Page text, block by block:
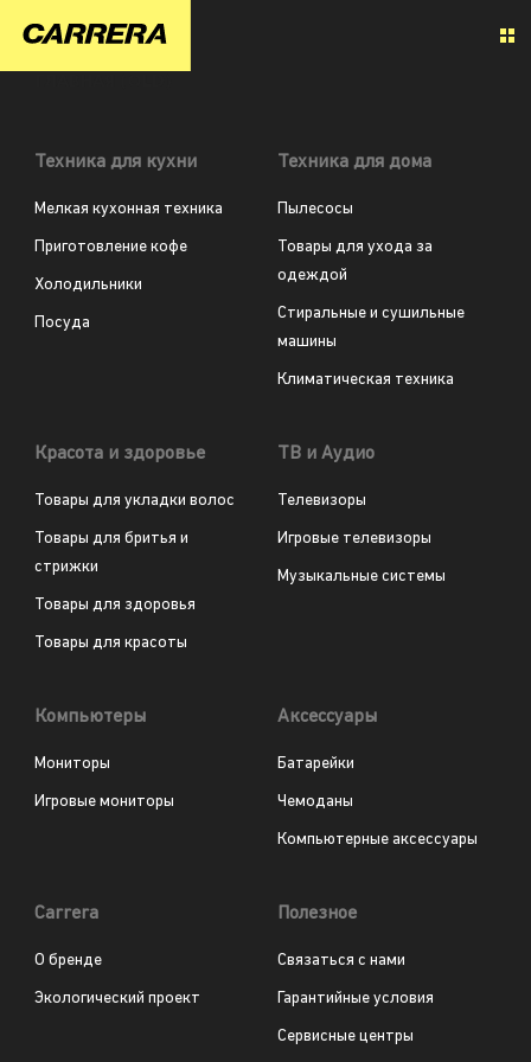
Техника для кухни
Мелкая кухонная техника
Приготовление кофе
Холодильники
Посуда
Техника для дома
Пылесосы
Товары для ухода за
одеждой
Стиральные и сушильные
машины
Климатическая техника
Красота и здоровье
Товары для укладки волос
Товары для бритья и
стрижки
Товары для здоровья
Товары для красоты
ТВ и Аудио
Телевизоры
Игровые телевизоры
Музыкальные системы
Компьютеры
Мониторы
Игровые мониторы
Аксессуары
Батарейки
Чемоданы
Компьютерные аксессуары
Carrera
О бренде
Экологический проект
Полезное
Связаться с нами
Гарантийные условия
Сервисные центры